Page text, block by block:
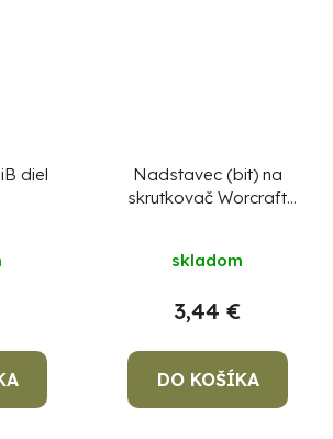
diel
Nadstavec (bit) na
skrutkovač Worcraft
skladom
3,44 €
DO KOŠÍKA